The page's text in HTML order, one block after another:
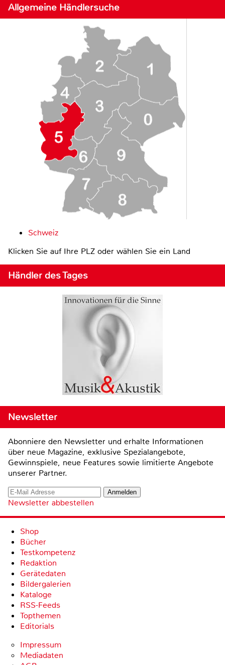
Allgemeine Händlersuche
Schweiz
Klicken Sie auf Ihre PLZ oder wählen Sie ein Land
Händler des Tages
Newsletter
Abonniere den Newsletter und erhalte Informationen
über neue Magazine, exklusive Spezialangebote,
Gewinnspiele, neue Features sowie limitierte Angebote
unserer Partner.
Newsletter abbestellen
Shop
Bücher
Testkompetenz
Redaktion
Gerätedaten
Bildergalerien
Kataloge
RSS-Feeds
Topthemen
Editorials
Impressum
Mediadaten